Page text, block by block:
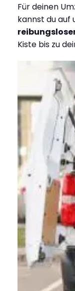
Für deinen
kannst du auf
Kiste bis zu